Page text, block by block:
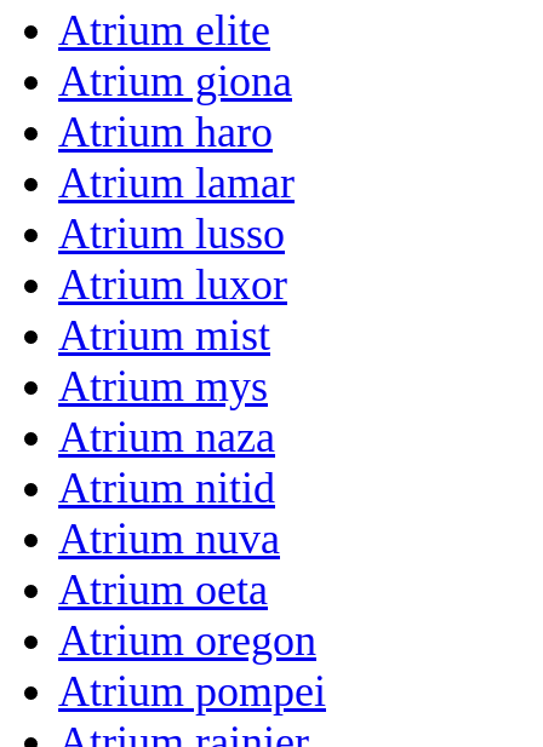
Atrium elite
Atrium giona
Atrium haro
Atrium lamar
Atrium lusso
Atrium luxor
Atrium mist
Atrium mys
Atrium naza
Atrium nitid
Atrium nuva
Atrium oeta
Atrium oregon
Atrium pompei